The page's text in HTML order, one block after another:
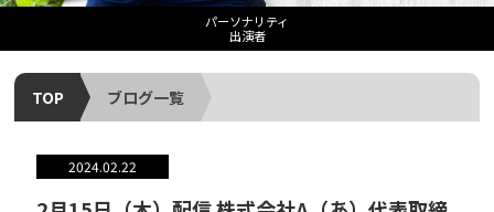
パーソナリティ
出演者
TOP ブログ一覧
2024.02.22